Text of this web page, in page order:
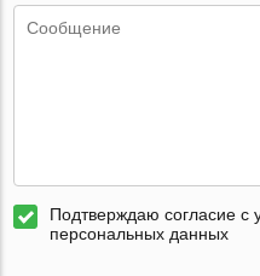
Подтверждаю согласие с
персональных данных